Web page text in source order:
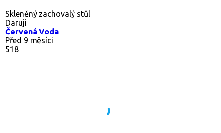
Skleněný zachovalý stůl
Daruji
Červená Voda
Před 9 měsíci
518